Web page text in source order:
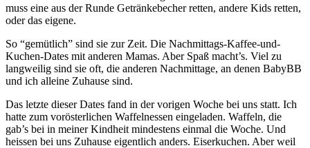
muss eine aus der Runde Getränkebecher retten, andere Kids retten,
oder das eigene.
So “gemütlich” sind sie zur Zeit. Die Nachmittags-Kaffee-und-
Kuchen-Dates mit anderen Mamas. Aber Spaß macht’s. Viel zu
langweilig sind sie oft, die anderen Nachmittage, an denen BabyBB
und ich alleine Zuhause sind.
Das letzte dieser Dates fand in der vorigen Woche bei uns statt. Ich
hatte zum vorösterlichen Waffelnessen eingeladen. Waffeln, die
gab’s bei in meiner Kindheit mindestens einmal die Woche. Und
heissen bei uns Zuhause eigentlich anders. Eiserkuchen. Aber weil